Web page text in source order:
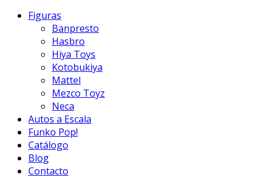
Figuras
Banpresto
Hasbro
Hiya Toys
Kotobukiya
Mattel
Mezco Toyz
Neca
Autos a Escala
Funko Pop!
Catálogo
Blog
Contacto